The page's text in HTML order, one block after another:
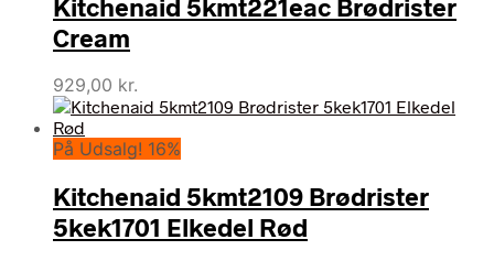
Kitchenaid 5kmt221eac Brødrister
Cream
929,00 kr.
På Udsalg! 16%
Kitchenaid 5kmt2109 Brødrister
5kek1701 Elkedel Rød